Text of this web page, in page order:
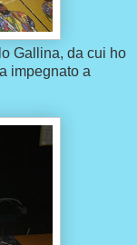
Gallina, da cui ho
impegnato a